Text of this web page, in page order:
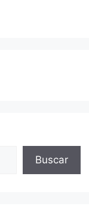
Buscar